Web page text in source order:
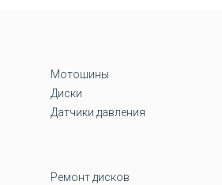
Мотошины
Диски
Датчики давления
Ремонт дисков